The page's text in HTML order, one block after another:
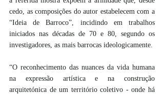
cedo, as composições do autor estabelecem com a
“Ideia de Barroco”, incidindo em trabalhos
iniciados nas décadas de 70 e 80, segundo os
investigadores, as mais barrocas ideologicamente.
“O reconhecimento das nuances da vida humana
na expressão artística e na construção
arquitetónica de um território coletivo - onde há